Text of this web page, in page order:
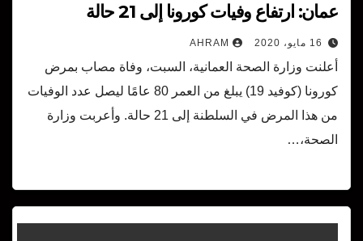
عمان: ارتفاع وفيات كورونا إلى 21 حالة
16 مايو، 2020 AHRAM
أعلنت وزارة الصحة العمانية، السبت، وفاة مصاب بمرض
كورونا (كوفيد 19) يبلغ من العمر 80 عامًا ليصل عدد الوفيات
من هذا المرض في السلطنة إلى 21 حالة. وأعربت وزارة
الصحة،…